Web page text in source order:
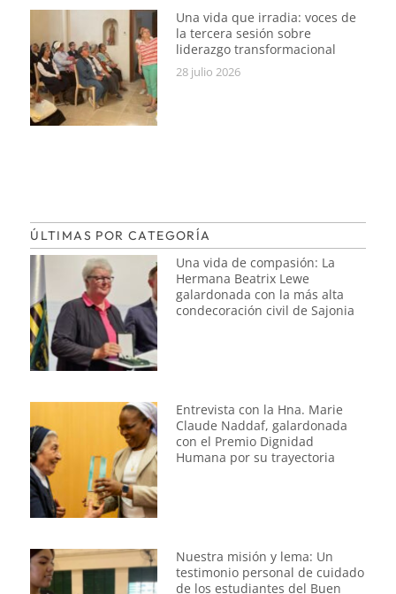
Una vida que irradia: voces de
la tercera sesión sobre
liderazgo transformacional
28 julio 2026
ÚLTIMAS POR CATEGORÍA
Una vida de compasión: La
Hermana Beatrix Lewe
galardonada con la más alta
condecoración civil de Sajonia
Entrevista con la Hna. Marie
Claude Naddaf, galardonada
con el Premio Dignidad
Humana por su trayectoria
Nuestra misión y lema: Un
testimonio personal de cuidado
de los estudiantes del Buen